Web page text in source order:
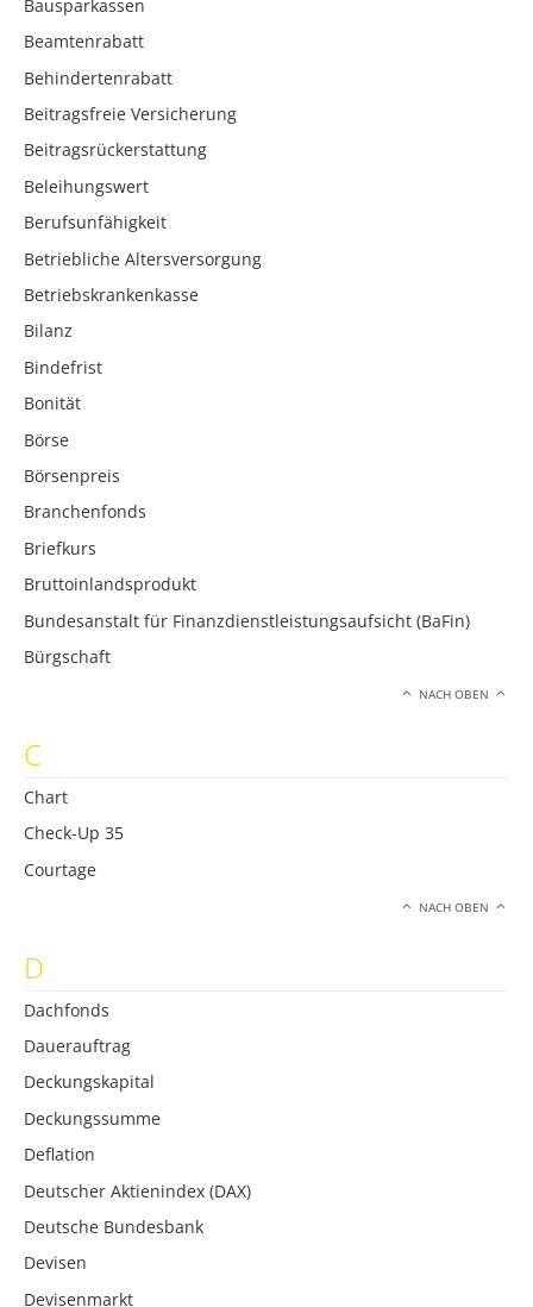
Bausparkassen
Beamtenrabatt
Behindertenrabatt
Beitragsfreie Versicherung
Beitragsrückerstattung
Beleihungswert
Berufsunfähigkeit
Betriebliche Altersversorgung
Betriebskrankenkasse
Bilanz
Bindefrist
Bonität
Börse
Börsenpreis
Branchenfonds
Briefkurs
Bruttoinlandsprodukt
Bundesanstalt für Finanzdienstleistungsaufsicht (BaFin)
Bürgschaft
NACH OBEN
C
Chart
Check-Up 35
Courtage
NACH OBEN
D
Dachfonds
Dauerauftrag
Deckungskapital
Deckungssumme
Deflation
Deutscher Aktienindex (DAX)
Deutsche Bundesbank
Devisen
Devisenmarkt